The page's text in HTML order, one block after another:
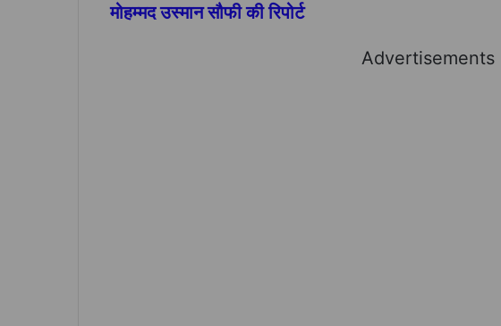
मोहम्मद उस्मान सौफी की रिपोर्ट
Advertisements